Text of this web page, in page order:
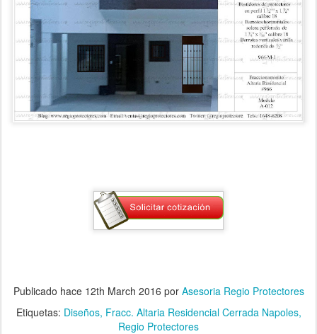
Publicado hace 12th March 2016 por Asesoria Regio Protectores
Etiquetas: Diseños Fracc. Altaria Residencial Cerrada Napoles
Regio Protectores